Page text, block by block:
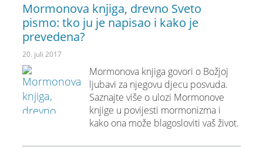
Mormonova knjiga, drevno Sveto
pismo: tko ju je napisao i kako je
prevedena?
20. juli 2017
Mormonova knjiga govori o Božjoj
ljubavi za njegovu djecu posvuda.
Saznajte više o ulozi Mormonove
knjige u povijesti mormonizma i
kako ona može blagosloviti vaš život.